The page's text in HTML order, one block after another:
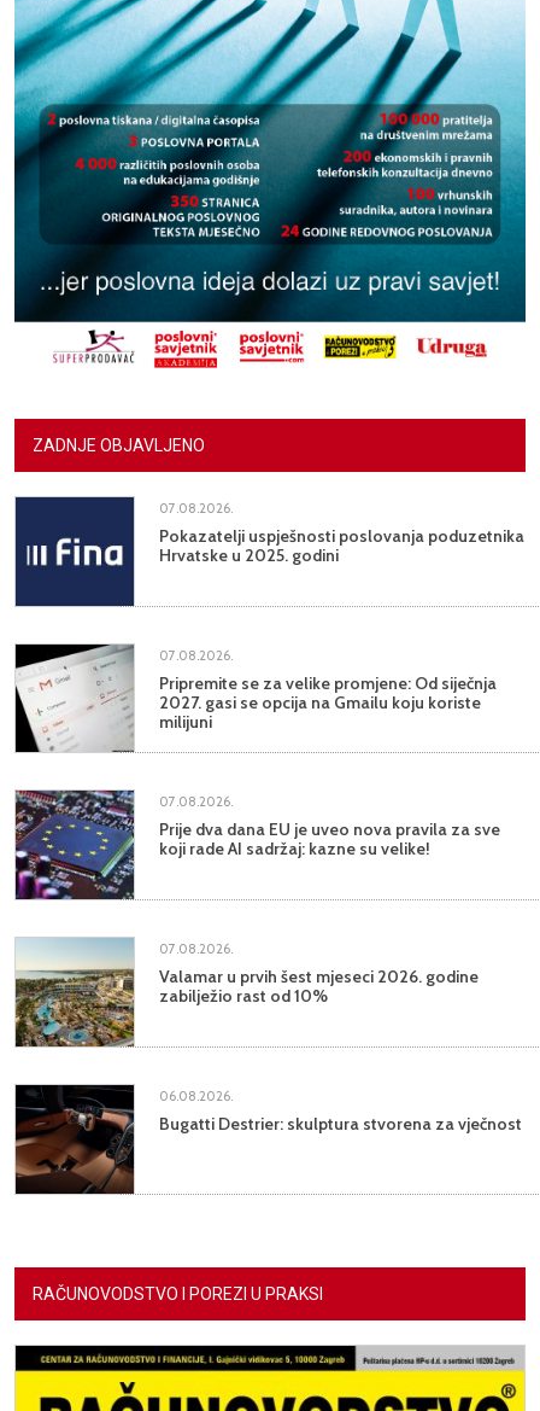
ZADNJE OBJAVLJENO
07.08.2026.
Pokazatelji uspješnosti poslovanja poduzetnika
Hrvatske u 2025. godini
07.08.2026.
Pripremite se za velike promjene: Od siječnja
2027. gasi se opcija na Gmailu koju koriste
milijuni
07.08.2026.
Prije dva dana EU je uveo nova pravila za sve
koji rade AI sadržaj: kazne su velike!
07.08.2026.
Valamar u prvih šest mjeseci 2026. godine
zabilježio rast od 10%
06.08.2026.
Bugatti Destrier: skulptura stvorena za vječnost
RAČUNOVODSTVO I POREZI U PRAKSI